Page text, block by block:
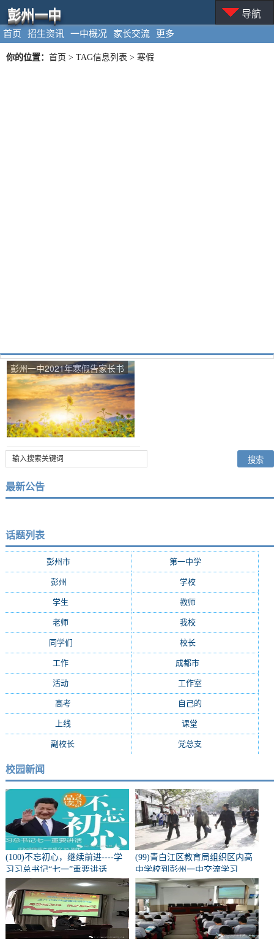
首页 招生资讯 一中概况 家长交流 更多
彭州一中 导航
你的位置： 首页 > TAG信息列表 > 寒假
彭州一中2021年寒假告家长书
最新公告
话题列表
彭州市 第一中学
彭州 学校(29)
学生 教师(16)
老师 我校(15)
同学们 校长(13)
工作 成都市
活动 工作室
高考(9) 自己的
上线(7) 课堂
副校长 党总支
校园新闻
(100)不忘初心，继续前进----学
习习总书记“七一”重要讲话
(99)青白江区教育局组织区内高
中学校到彭州一中交流学习